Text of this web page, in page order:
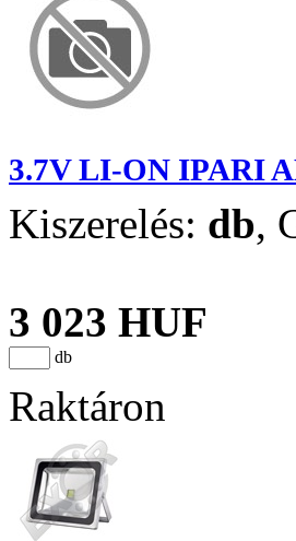
3.7V LI-ON IPARI
Kiszerelés: db,
3 023 HUF
db
Raktáron